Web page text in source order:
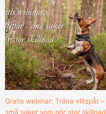
Gratis webinar: Träna viltspår –
små saker som gör stor skillnad